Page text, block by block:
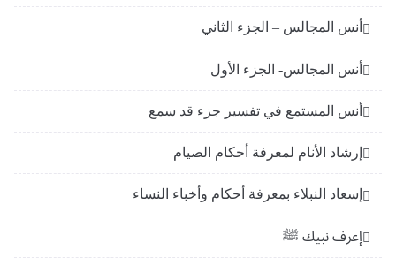
أنس المجالس – الجزء الثاني
أنس المجالس- الجزء الأول
أنس المستمع في تفسير جزء قد سمع
إرشاد الأنام لمعرفة أحكام الصيام
إسعاد النبلاء بمعرفة أحكام وأخباء النساء
إعرف نبيك ﷺ